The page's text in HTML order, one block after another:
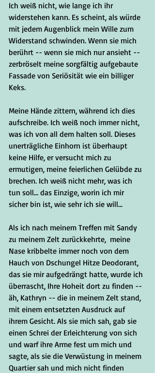
Ich weiß nicht, wie lange ich ihr
widerstehen kann. Es scheint, als würde
mit jedem Augenblick mein Wille zum
Widerstand schwinden. Wenn sie mich
berührt -- wenn sie mich nur ansieht --
zerbröselt meine sorgfältig aufgebaute
Fassade von Seriösität wie ein billiger
Keks.
Meine Hände zittern, während ich dies
aufschreibe. Ich weiß noch immer nicht,
was ich von all dem halten soll. Dieses
unerträgliche Einhorn ist überhaupt
keine Hilfe, er versucht mich zu
ermutigen, meine feierlichen Gelübde zu
brechen. Ich weiß nicht mehr, was ich
tun soll... das Einzige, worin ich mir
sicher bin ist, wie sehr ich sie will...
Als ich nach meinem Treffen mit Sandy
zu meinem Zelt zurückkehrte,  meine
Nase kribbelte immer noch von dem
Hauch von Dschungel Hitze Deodorant,
das sie mir aufgedrängt hatte, wurde ich
überrascht, Ihre Hoheit dort zu finden --
äh, Kathryn -- die in meinem Zelt stand,
mit einem entsetzten Ausdruck auf
ihrem Gesicht. Als sie mich sah, gab sie
einen Schrei der Erleichterung von sich
und warf ihre Arme fest um mich und
sagte, als sie die Verwüstung in meinem
Quartier sah und mich nicht finden